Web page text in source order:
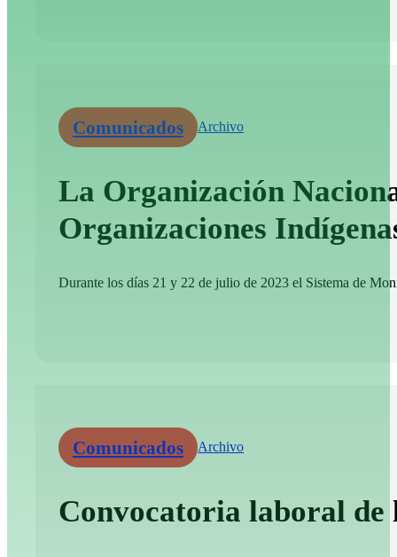
Comunicados Archivo
La Organización
Organizaciones
Durante los días 21 y 22 de julio de 2023 el Sistema de
Comunicados Archivo
Convocatoria laboral